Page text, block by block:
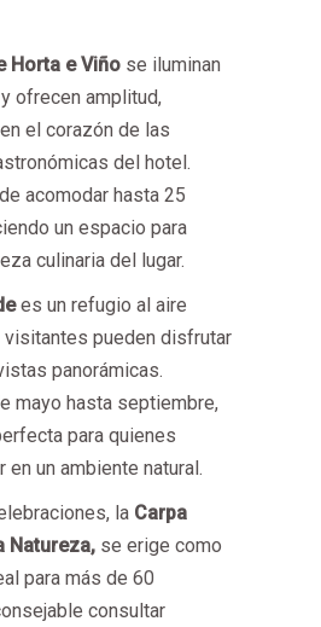
Horta e Viño se iluminan
ofrecen amplitud,
el corazón de las
del hotel.
acomodar hasta 25
un espacio para
culinaria del lugar.
es un refugio al aire
visitantes pueden disfrutar
panorámicas.
mayo hasta septiembre,
para quienes
en un ambiente natural.
la Carpa
Natureza, se erige como
para más de 60
consultar